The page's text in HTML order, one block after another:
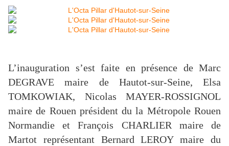
L’inauguration s’est faite en présence de Marc
DEGRAVE maire de Hautot-sur-Seine, Elsa
TOMKOWIAK, Nicolas MAYER-ROSSIGNOL
maire de Rouen président du la Métropole Rouen
Normandie et François CHARLIER maire de
Martot représentant Bernard LEROY maire du